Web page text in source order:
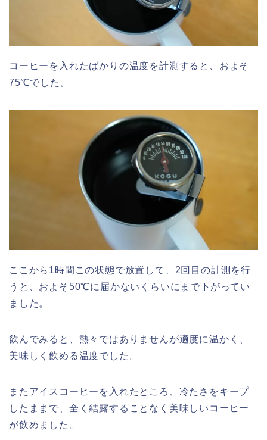
コーヒーを入れたばかりの温度を計測すると、およそ
75℃でした。
ここから1時間この状態で放置して、2回目の計測を行
うと、およそ50℃に届かないくらいにまで下がってい
ました。
飲んでみると、熱々ではありませんが適度に温かく、
美味しく飲める温度でした。
またアイスコーヒーを入れたところ、冷たさをキープ
したままで、全く結露することなく美味しいコーヒー
が飲めました。